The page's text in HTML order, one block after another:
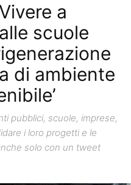
a
scuole
di ambiente
pubblici, scuole, imprese,
i loro progetti e le
solo con un tweet